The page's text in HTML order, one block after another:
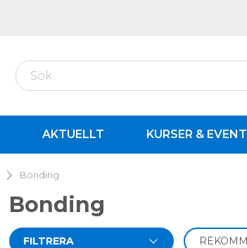
AKTUELLT KURSER & EVENT
Bonding
Bonding
FILTRERA